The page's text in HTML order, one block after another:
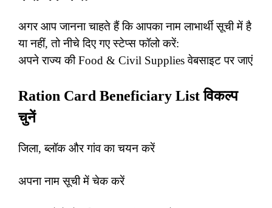
अगर आप जानना चाहते हैं कि आपका नाम लाभार्थी सूची में है
या नहीं, तो नीचे दिए गए स्टेप्स फॉलो करें:
अपने राज्य की Food & Civil Supplies वेबसाइट पर जाएं
Ration Card Beneficiary List विकल्प
चुनें
जिला, ब्लॉक और गांव का चयन करें
अपना नाम सूची में चेक करें